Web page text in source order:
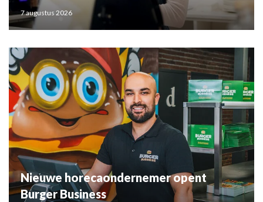
7 augustus 2026
Nieuwe horecaondernemer opent
Burger Business